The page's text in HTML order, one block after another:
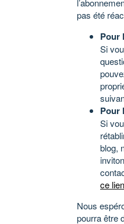
pas été
Pour
Si
Pour
Si
blog,
ce lien
Nous
pourra être